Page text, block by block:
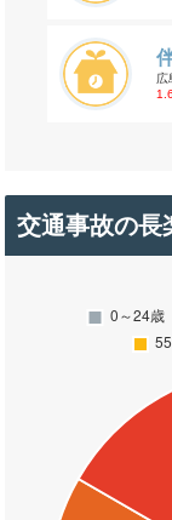
広
交通事故の長